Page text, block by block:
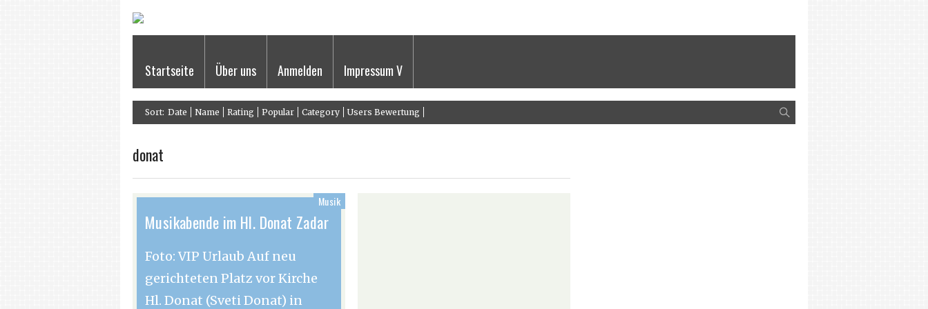
Startseite Über uns Anmelden Impressum V
Sort: Date Name Rating Popular Category Users Bewertung
donat
Musik
Musikabende im Hl. Donat Zadar
Foto: VIP Urlaub Auf neu
gerichteten Platz vor Kirche
Hl. Donat (Sveti Donat) in